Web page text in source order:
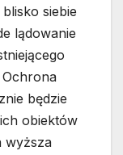
siebie
lądowanie
Ochrona
będzie
obiektów
wyższa